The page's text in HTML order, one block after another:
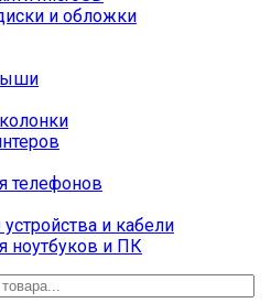
и обложки
телефонов
и кабели
ноутбуков и ПК